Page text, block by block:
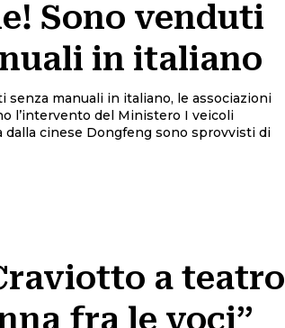
Sono venduti
in italiano
senza manuali in italiano, le associazioni
del Ministero I veicoli
cinese Dongfeng sono sprovvisti di
a teatro
fra le voci”